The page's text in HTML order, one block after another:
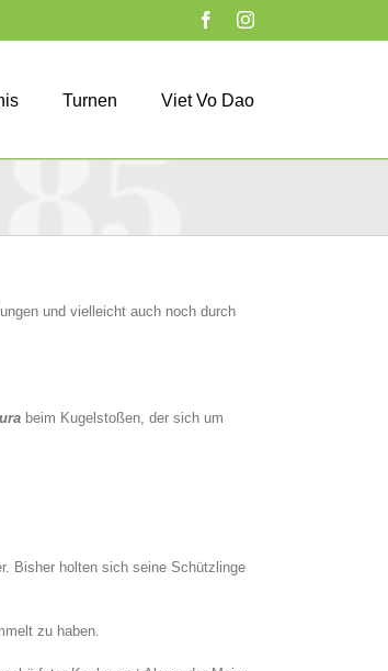
FacebookInstagram
Turnen Viet Vo Dao
und vielleicht auch noch durch
beim Kugelstoßen, der sich um
Bisher holten sich seine Schützlinge
zu haben.